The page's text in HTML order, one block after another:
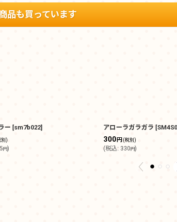
品も買っています
ー [sm7b022]
別)
円)
アローラガラガラ [
300円 (税別)
(税込: 330円)